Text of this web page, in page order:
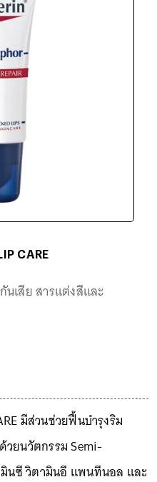
CARE
เสีย สารแต่งสีและ
มีส่วนช่วยฟื้นบำรุงริม
ยนวัตกรรม Semi-
นซี วิตามินอี แพนทีนอล และ